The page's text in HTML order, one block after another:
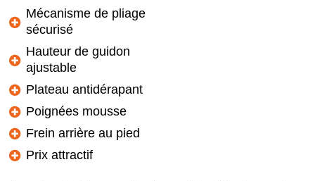
Mécanisme de pliage
sécurisé
Hauteur de guidon
ajustable
Plateau antidérapant
Poignées mousse
Frein arrière au pied
Prix attractif